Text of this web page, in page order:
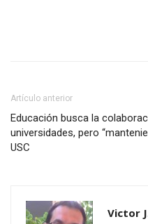
Artículo anterior
Educación busca la
universidades, pero
USC
Victor